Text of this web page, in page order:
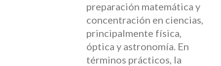
preparación matemática y
concentración en ciencias,
principalmente física,
óptica y astronomía. En
términos prácticos, la